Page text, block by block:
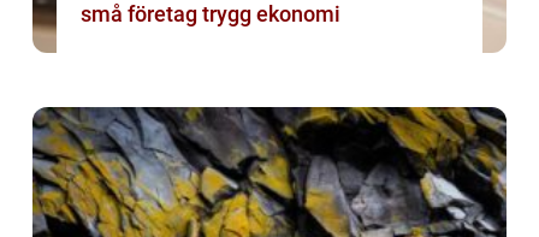
små företag trygg ekonomi